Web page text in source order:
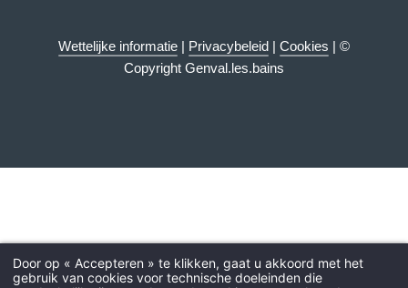
Wettelijke informatie| Privacybeleid| Cookies | ©
Copyright Genval.les.bains
Door op « Accepteren » te klikken, gaat u akkoord met het
gebruik van cookies voor technische doeleinden die